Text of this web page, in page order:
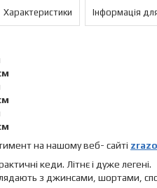
Характеристики Інформація
на нашому веб- сайті
кеди. Літнє і дуже легені.
з джинсами, шортами,